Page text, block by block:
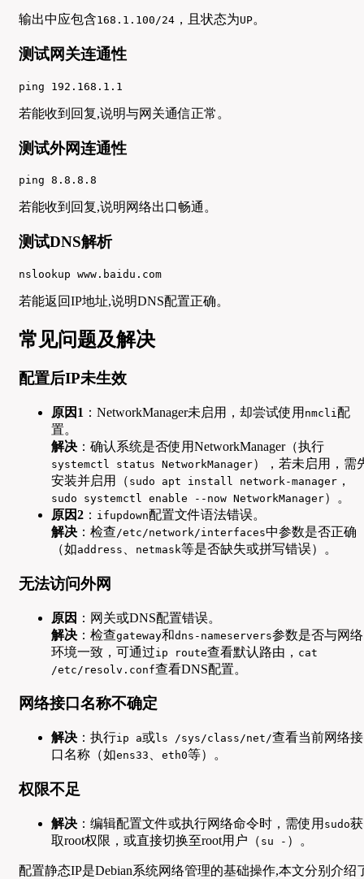
输出中应包含168.1.100/24 ，且状态为UP。
测试网关连通性
ping 192.168.1.1
若能收到回复,说明与网关通信正常。
测试外网连通性
ping 8.8.8.8
若能收到回复,说明网络出口畅通。
测试DNS解析
nslookup www.baidu.com
若能返回IP地址,说明DNS配置正确。
常见问题及解决
配置后IP未生效
原因1 ：NetworkManager未启用，却尝试使用 nmcli配
置。
解决 ：确认系统是否使用NetworkManager（执行
systemctl status NetworkManager），若未启用，需
安装并启用（ sudo apt install network-manager ，
sudo systemctl enable --now NetworkManager）。
原因2 ： ifupdown配置文件语法错误。
解决 ：检查/etc/network/interfaces中参数是否正确
（如address netmask等是否缺失或拼写错误）。
无法访问外网
原因 ：网关或DNS配置错误。
解决 ：检查gateway和dns-nameservers参数是否与网络
环境一致，可通过ip route查看默认路由， cat
/etc/resolv.conf查看DNS配置。
网络接口名称不确定
解决 ：执行ip a或ls /sys/class/net/查看当前网络接
口名称（如ens33 eth0等）。
权限不足
解决 ：编辑配置文件或执行网络命令时，需使用 sudo获
取root权限，或直接切换至root用户（ su - ）。
配置静态IP是Debian系统网络管理的基础操作,本文分别介绍